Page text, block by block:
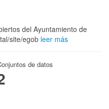
del Ayuntamiento de
site/egob leer más
de datos